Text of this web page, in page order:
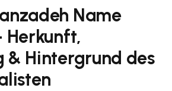
Name
Herkunft,
& Hintergrund des